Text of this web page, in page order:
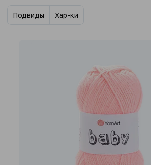
Подвиды Хар-ки